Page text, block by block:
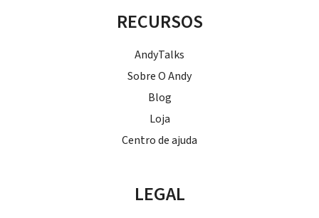
RECURSOS
AndyTalks
Sobre O Andy
Blog
Loja
Centro de ajuda
LEGAL